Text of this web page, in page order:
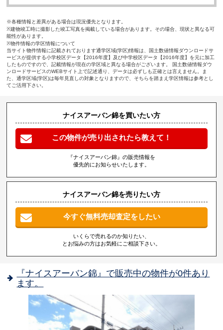
※各種情報と差異がある場合は現況優先となります。
※建物竣工時に撮影した竣工写真を掲載している場合があります。その場合、現状と異なる可
能性があります。
※物件情報の学区情報について
当サイト物件情報に記載されております通学区域(学区)情報は、国土数値情報ダウンロードサ
ービスが提供する小学校区データ【2016年度】及び中学校区データ【2016年度】を元に加工
したものですので、記載情報が現在の学区域と異なる場合がございます。 国土数値情報ダウ
ンロードサービスのWEBサイト上で記述通り、データは必ずしも正確とは言えません。ま
た、通学区域(学区)は毎年見直しの対象となりますので、そちらを踏まえ学区情報は参考とし
てご活用下さい。
ナイスアーバン錦を買いたい方
この物件が売り出されたら教えて！
『ナイスアーバン錦』の販売情報を
優先的にお知らせいたします。
ナイスアーバン錦を売りたい方
今すぐ無料売却査定をしたい
いくらで売れるのか知りたい、
とお悩みの方はお気軽にご相談下さい。
『ナイスアーバン錦』で販売中の物件が0件あり
ます。